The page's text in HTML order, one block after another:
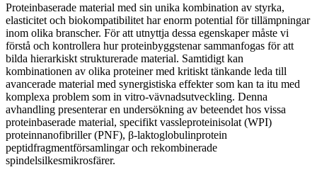
Proteinbaserade material med sin unika kombination av styrka,
elasticitet och biokompatibilitet har enorm potential för tillämpningar
inom olika branscher. För att utnyttja dessa egenskaper måste vi
förstå och kontrollera hur proteinbyggstenar sammanfogas för att
bilda hierarkiskt strukturerade material. Samtidigt kan
kombinationen av olika proteiner med kritiskt tänkande leda till
avancerade material med synergistiska effekter som kan ta itu med
komplexa problem som in vitro-vävnadsutveckling. Denna
avhandling presenterar en undersökning av beteendet hos vissa
proteinbaserade material, specifikt vassleproteinisolat (WPI)
proteinnanofibriller (PNF), β-laktoglobulinprotein
peptidfragmentförsamlingar och rekombinerade
spindelsilkesmikrosfärer.